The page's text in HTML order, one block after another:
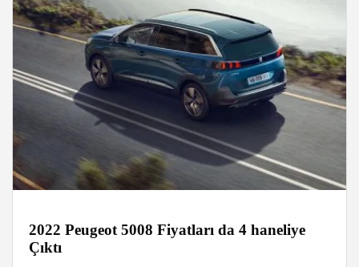
2022 Peugeot 5008 Fiyatları da 4 haneliye
Çıktı